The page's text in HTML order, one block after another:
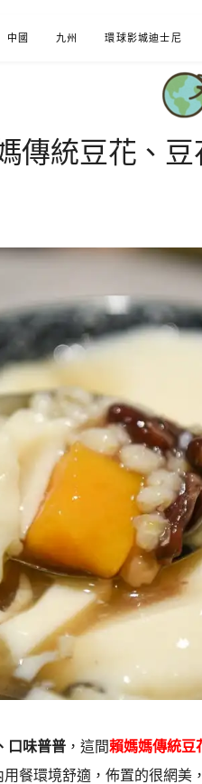
中國 九州 環球影城迪士尼
傳統豆花、
口味普普 ，這間賴媽媽傳統豆
餐環境舒適，佈置的很網美